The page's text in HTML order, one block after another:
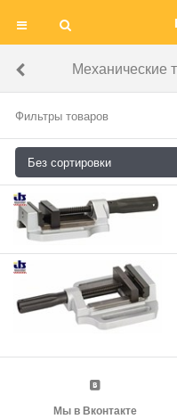
Механические
Фильтры товаров
Мы в Вконтакте